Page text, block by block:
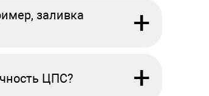
заливка
+
ЦПС? +